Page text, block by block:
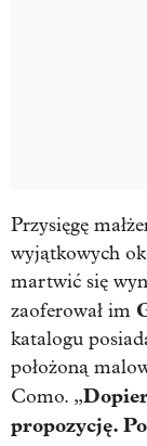
Przysięgę
wyjątkowych
martwić się
zaoferował im
katalogu
położoną
Como. „
propozycję.